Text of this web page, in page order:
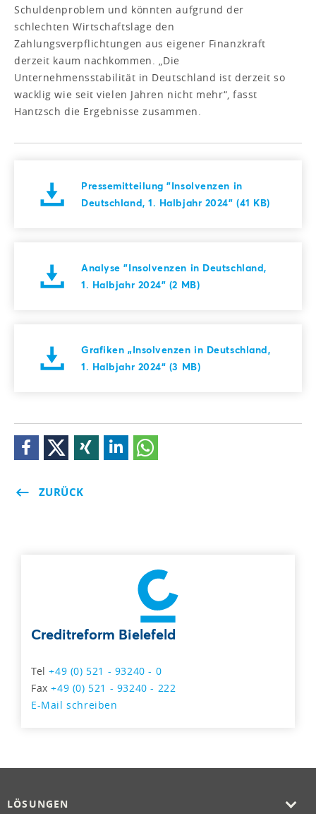
Schuldenproblem und könnten aufgrund der
schlechten Wirtschaftslage den
Zahlungsverpflichtungen aus eigener Finanzkraft
derzeit kaum nachkommen. „Die
Unternehmensstabilität in Deutschland ist derzeit so
wacklig wie seit vielen Jahren nicht mehr“, fasst
Hantzsch die Ergebnisse zusammen.
Pressemitteilung "Insolvenzen in
Deutschland, 1. Halbjahr 2024" (41 KB)
Analyse "Insolvenzen in Deutschland,
1. Halbjahr 2024" (2 MB)
Grafiken „Insolvenzen in Deutschland,
1. Halbjahr 2024“ (3 MB)
ZURÜCK
Creditreform Bielefeld
Tel+49 (0) 521 - 93240 - 0
Fax+49 (0) 521 - 93240 - 222
E-Mail schreiben
LÖSUNGEN